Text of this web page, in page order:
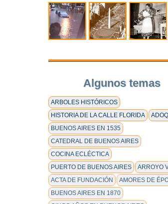
Algunos temas
ARBOLES HISTÓRICOS
HISTORIA DE LA CALLE FLORIDA
BUENOS AIRES EN 1535
CATEDRAL DE BUENOS AIRES
COCINA ECLÉCTICA
PUERTO DE BUENOS AIRES
ARROYO
ACTA DE FUNDACIÓN
AMORES DE
BUENOS AIRES EN 1870